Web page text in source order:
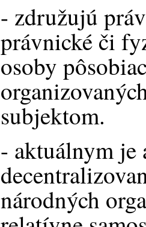
- združujú
právnické či
osoby
subjektom.
- aktuálnym je
národných